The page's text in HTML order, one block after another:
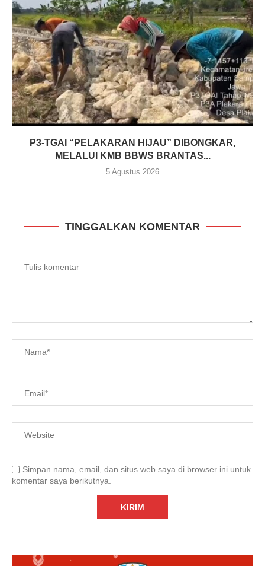
P3-TGAI “PELAKARAN HIJAU” DIBONGKAR,
MELALUI KMB BBWS BRANTAS...
5 Agustus 2026
TINGGALKAN KOMENTAR
Simpan nama, email, dan situs web saya di browser ini untuk
komentar saya berikutnya.